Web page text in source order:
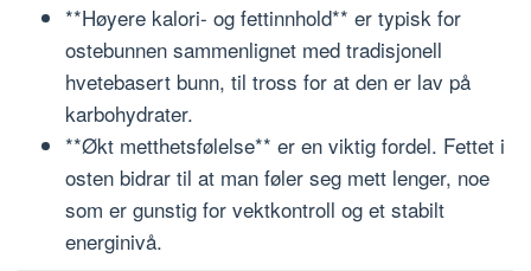
**Høyere kalori- og fettinnhold** er typisk for
ostebunnen sammenlignet med tradisjonell
hvetebasert bunn, til tross for at den er lav på
karbohydrater.
**Økt metthetsfølelse** er en viktig fordel. Fettet i
osten bidrar til at man føler seg mett lenger, noe
som er gunstig for vektkontroll og et stabilt
energinivå.